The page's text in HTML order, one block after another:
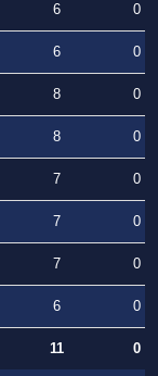
6
0
6
0
8
0
8
0
7
0
7
0
7
0
6
0
11 0